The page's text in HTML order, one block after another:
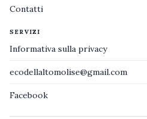
Contatti
SERVIZI
Informativa sulla privacy
ecodellaltomolise@gmail.com
Facebook